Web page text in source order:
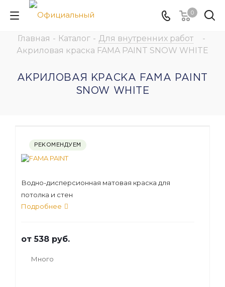
0
Главная - Каталог - Для внутренних работ
-
Акриловая краска FAMA PAINT SNOW WHITE
АКРИЛОВАЯ КРАСКА FAMA PAINT
SNOW WHITE
РЕКОМЕНДУЕМ
Водно-дисперсионная матовая краска для
потолка и стен
Подробнее
от538 руб.
Много